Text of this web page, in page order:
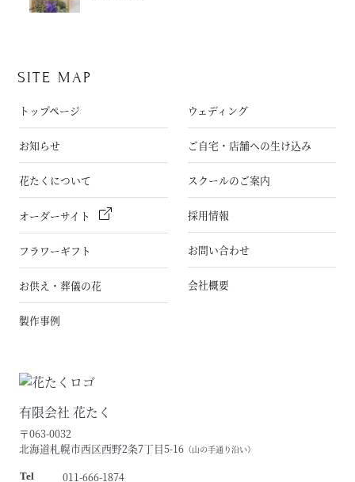
SITE MAP
トップページ
お知らせ
花たくについて
オーダーサイト
フラワーギフト
お供え・葬儀の花
製作事例
ウェディング
ご自宅・店舗への生け込み
スクールのご案内
採用情報
お問い合わせ
会社概要
有限会社 花たく
〒063-0032
北海道札幌市西区西野2条7丁目5-16（山の手通り沿い）
Tel 011-666-1874